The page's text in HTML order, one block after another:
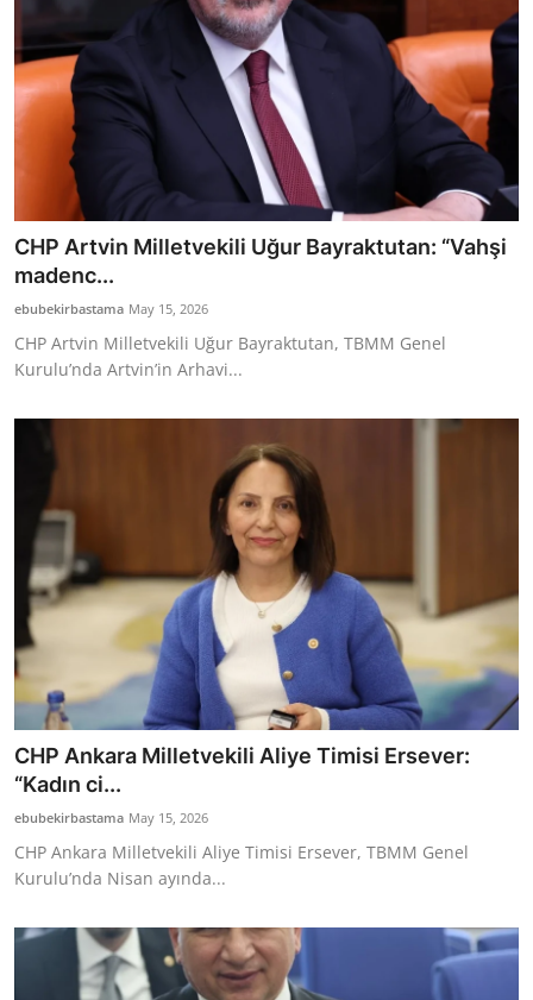
CHP Artvin Milletvekili Uğur Bayraktutan: “Vahşi
madenc...
ebubekirbastama May 15, 2026
CHP Artvin Milletvekili Uğur Bayraktutan, TBMM Genel
Kurulu’nda Artvin’in Arhavi...
CHP Ankara Milletvekili Aliye Timisi Ersever:
“Kadın ci...
ebubekirbastama May 15, 2026
CHP Ankara Milletvekili Aliye Timisi Ersever, TBMM Genel
Kurulu’nda Nisan ayında...